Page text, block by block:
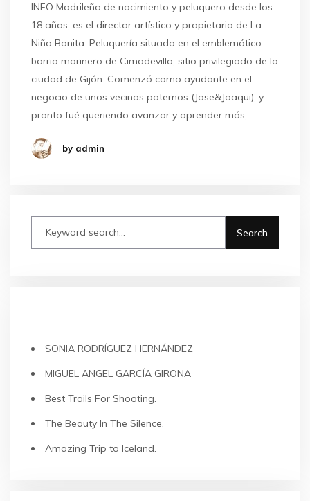
INFO Madrileño de nacimiento y peluquero desde los
18 años, es el director artístico y propietario de La
Niña Bonita. Peluquería situada en el emblemático
barrio marinero de Cimadevilla, sitio privilegiado de la
ciudad de Gijón. Comenzó como ayudante en el
negocio de unos vecinos paternos (Jose&Joaqui), y
pronto fué queriendo avanzar y aprender más, …
by admin
SONIA RODRÍGUEZ HERNÁNDEZ
MIGUEL ANGEL GARCÍA GIRONA
Best Trails For Shooting.
The Beauty In The Silence.
Amazing Trip to Iceland.